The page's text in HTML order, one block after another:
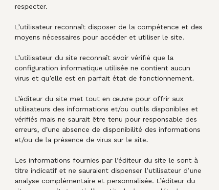
respecter.
L’utilisateur reconnaît disposer de la compétence et des
moyens nécessaires pour accéder et utiliser le site.
L’utilisateur du site reconnaît avoir vérifié que la
configuration informatique utilisée ne contient aucun
virus et qu’elle est en parfait état de fonctionnement.
L’éditeur du site met tout en œuvre pour offrir aux
utilisateurs des informations et/ou outils disponibles et
vérifiés mais ne saurait être tenu pour responsable des
erreurs, d’une absence de disponibilité des informations
et/ou de la présence de virus sur le site.
Les informations fournies par l’éditeur du site le sont à
titre indicatif et ne sauraient dispenser l’utilisateur d’une
analyse complémentaire et personnalisée. L’éditeur du